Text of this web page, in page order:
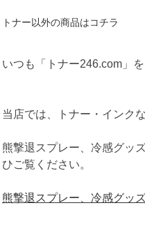
トナー以外の商品はコチラ
いつも「トナー246.com」
当店では、トナー・インク
熊撃退スプレー、冷感グッ
ひご覧ください。
熊撃退スプレー、冷感グッ